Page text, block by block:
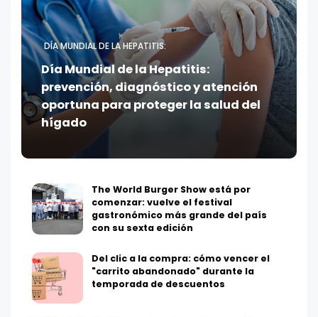
DÍA MUNDIAL DE LA HEPATITIS:
Día Mundial de la Hepatitis:
prevención, diagnóstico y atención
oportuna para proteger la salud del
hígado
The World Burger Show está por
comenzar: vuelve el festival
gastronómico más grande del país
con su sexta edición
Del clic a la compra: cómo vencer el
"carrito abandonado" durante la
temporada de descuentos